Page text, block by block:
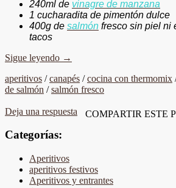
240ml de vinagre de manzana
1 cucharadita de pimentón dulce
400g de salmón fresco sin piel ni
tacos
Sigue leyendo →
aperitivos /canapés /cocina con thermomix
de salmón /salmón fresco
Deja una respuesta COMPARTIR ESTE
Categorías:
Aperitivos
aperitivos festivos
Aperitivos y entrantes